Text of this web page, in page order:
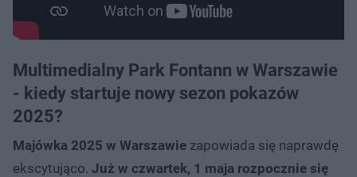
Multimedialny Park Fontann w Warszawie
- kiedy startuje nowy sezon pokazów
2025?
Majówka 2025 w Warszawie zapowiada się naprawdę
ekscytująco. Już w czwartek, 1 maja rozpocznie się